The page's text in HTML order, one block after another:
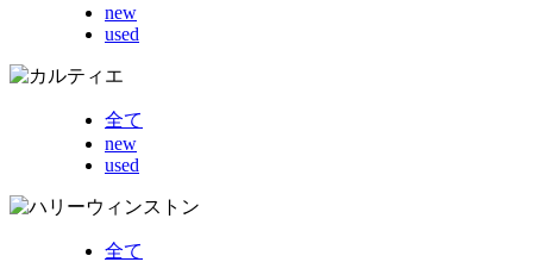
new
used
全て
new
used
全て